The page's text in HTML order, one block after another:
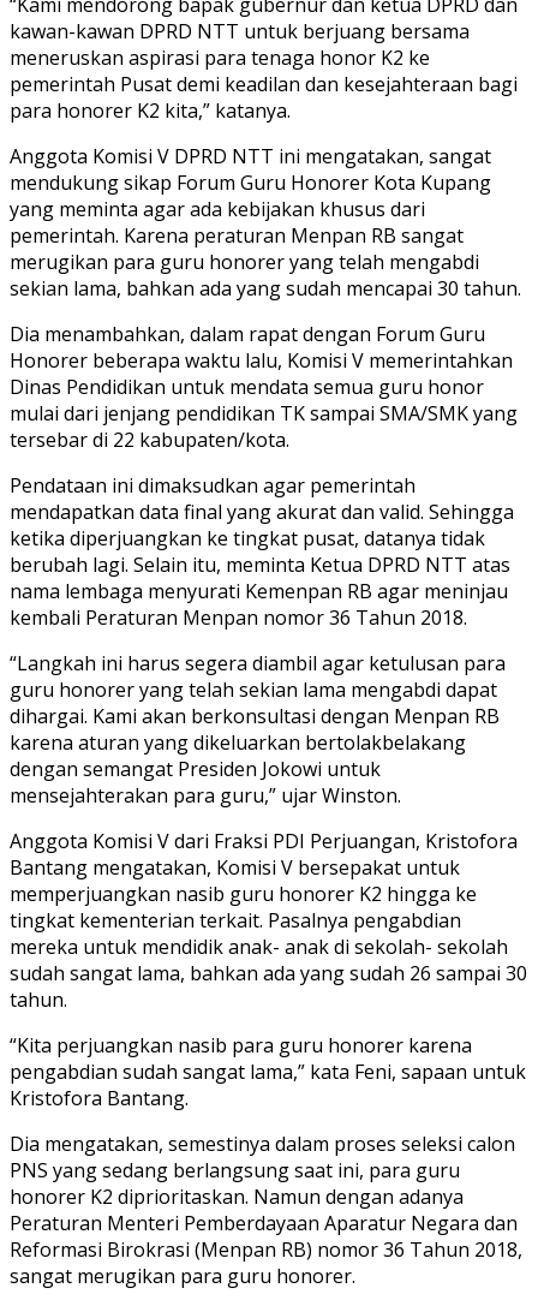
kawan-kawan DPRD NTT untuk berjuang bersama
meneruskan aspirasi para tenaga honor K2 ke
pemerintah Pusat demi keadilan dan kesejahteraan bagi
para honorer K2 kita,” katanya.
Anggota Komisi V DPRD NTT ini mengatakan, sangat
mendukung sikap Forum Guru Honorer Kota Kupang
yang meminta agar ada kebijakan khusus dari
pemerintah. Karena peraturan Menpan RB sangat
merugikan para guru honorer yang telah mengabdi
sekian lama, bahkan ada yang sudah mencapai 30 tahun.
Dia menambahkan, dalam rapat dengan Forum Guru
Honorer beberapa waktu lalu, Komisi V memerintahkan
Dinas Pendidikan untuk mendata semua guru honor
mulai dari jenjang pendidikan TK sampai SMA/SMK yang
tersebar di 22 kabupaten/kota.
Pendataan ini dimaksudkan agar pemerintah
mendapatkan data final yang akurat dan valid. Sehingga
ketika diperjuangkan ke tingkat pusat, datanya tidak
berubah lagi. Selain itu, meminta Ketua DPRD NTT atas
nama lembaga menyurati Kemenpan RB agar meninjau
kembali Peraturan Menpan nomor 36 Tahun 2018.
“Langkah ini harus segera diambil agar ketulusan para
guru honorer yang telah sekian lama mengabdi dapat
dihargai. Kami akan berkonsultasi dengan Menpan RB
karena aturan yang dikeluarkan bertolakbelakang
dengan semangat Presiden Jokowi untuk
mensejahterakan para guru,” ujar Winston.
Anggota Komisi V dari Fraksi PDI Perjuangan, Kristofora
Bantang mengatakan, Komisi V bersepakat untuk
memperjuangkan nasib guru honorer K2 hingga ke
tingkat kementerian terkait. Pasalnya pengabdian
mereka untuk mendidik anak- anak di sekolah- sekolah
sudah sangat lama, bahkan ada yang sudah 26 sampai 30
tahun.
“Kita perjuangkan nasib para guru honorer karena
pengabdian sudah sangat lama,” kata Feni, sapaan untuk
Kristofora Bantang.
Dia mengatakan, semestinya dalam proses seleksi calon
PNS yang sedang berlangsung saat ini, para guru
honorer K2 diprioritaskan. Namun dengan adanya
Peraturan Menteri Pemberdayaan Aparatur Negara dan
Reformasi Birokrasi (Menpan RB) nomor 36 Tahun 2018,
sangat merugikan para guru honorer.